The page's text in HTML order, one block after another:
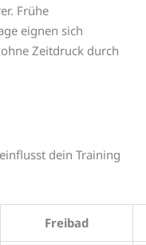
Frühe
eignen sich
Zeitdruck durch
dein Training
Freibad